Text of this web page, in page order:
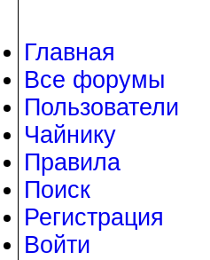
Главная
Все форумы
Пользователи
Чайнику
Правила
Поиск
Регистрация
Войти